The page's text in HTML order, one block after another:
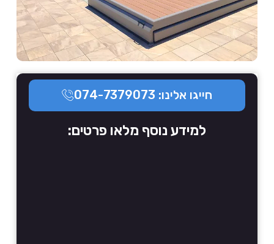
חייגו אלינו: 074-7379073
למידע נוסף מלאו פרטים: